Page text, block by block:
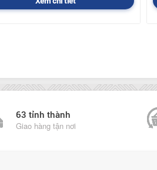
63 tỉnh thành
Giao hàng tận nơi